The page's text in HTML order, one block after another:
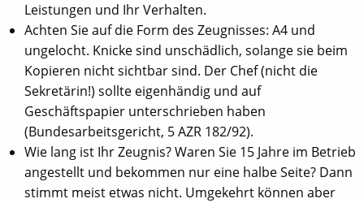
Leistungen und Ihr Verhalten.
Achten Sie auf die Form des Zeugnisses: A4 und
ungelocht. Knicke sind unschädlich, solange sie beim
Kopieren nicht sichtbar sind. Der Chef (nicht die
Sekretärin!) sollte eigenhändig und auf
Geschäftspapier unterschrieben haben
(Bundesarbeitsgericht, 5 AZR 182/92).
Wie lang ist Ihr Zeugnis? Waren Sie 15 Jahre im Betrieb
angestellt und bekommen nur eine halbe Seite? Dann
stimmt meist etwas nicht. Umgekehrt können aber